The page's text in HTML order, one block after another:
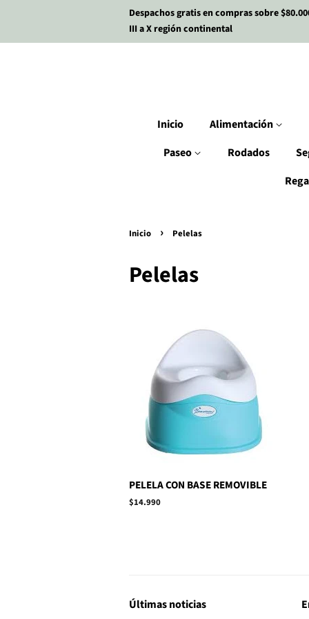
Despachos gratis en compras sobre
III a X región continental
Inicio Alimentación
Paseo
Rodados
Inicio › Pelelas
Pelelas
PELELA CON BASE REMOVIBLE
Precio
$14.990
Últimas noticias